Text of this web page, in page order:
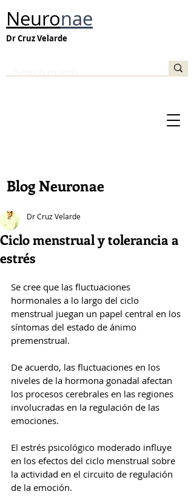
Neuronae
Dr Cruz Velarde
Blog Neuronae
Ciclo menstrual y tolerancia a
estrés
Dr Cruz Velarde
Se cree que las fluctuaciones
hormonales a lo largo del ciclo
menstrual juegan un papel central en los
síntomas del estado de ánimo
premenstrual.
De acuerdo, las fluctuaciones en los
niveles de la hormona gonadal afectan
los procesos cerebrales en las regiones
involucradas en la regulación de las
emociones.
El estrés psicológico moderado influye
en los efectos del ciclo menstrual sobre
la actividad en el circuito de regulación
de la emoción.